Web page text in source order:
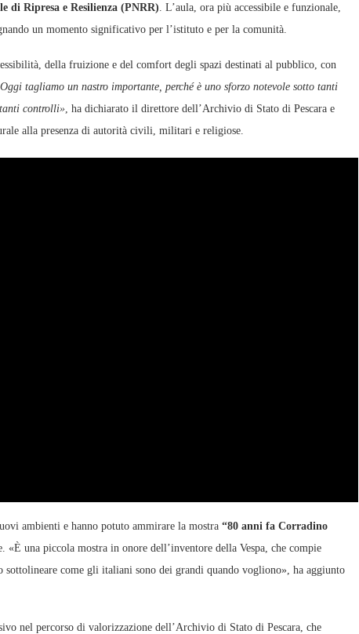
di Ripresa e Resilienza (PNRR) . L’aula, ora più accessibile e funzionale,
un momento significativo per l’istituto e per la comunità.
della fruizione e del comfort degli spazi destinati al pubblico, con
tagliamo un nastro importante, perché è uno sforzo notevole sotto tanti
controlli» , ha dichiarato il direttore dell’Archivio di Stato di Pescara e
alla presenza di autorità civili, militari e religiose.
ambienti e hanno potuto ammirare la mostra “80 anni fa Corradino
«È una piccola mostra in onore dell’inventore della Vespa, che compie
come gli italiani sono dei grandi quando vogliono», ha aggiunto
nel percorso di valorizzazione dell’Archivio di Stato di Pescara, che